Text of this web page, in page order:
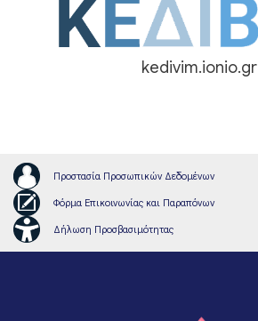
kedivim.ionio.gr
Προστασία Προσωπικών Δεδομένων
Φόρμα Επικοινωνίας και Παραπόνων
Δήλωση Προσβασιμότητας